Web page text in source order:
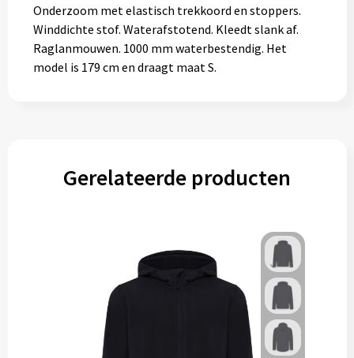
Onderzoom met elastisch trekkoord en stoppers.
Winddichte stof. Waterafstotend. Kleedt slank af.
Raglanmouwen. 1000 mm waterbestendig. Het
model is 179 cm en draagt maat S.
Gerelateerde producten